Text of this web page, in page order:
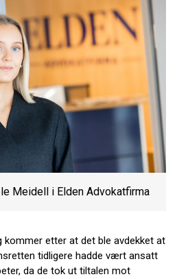
Meidell i Elden Advokatfirma
kommer etter at det ble avdekket at
tidligere hadde vært ansatt
da de tok ut tiltalen mot